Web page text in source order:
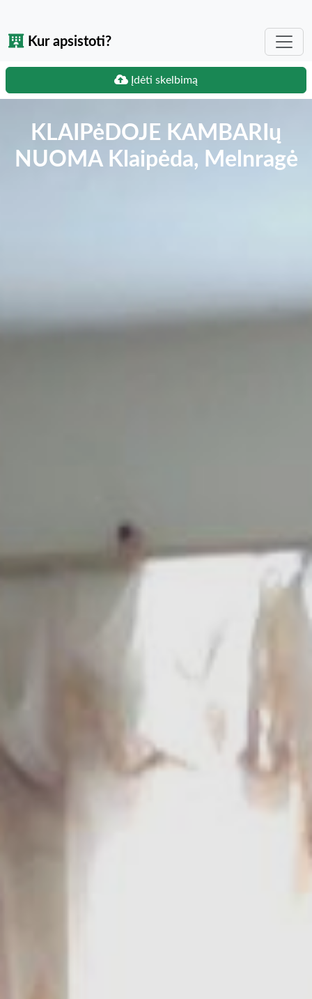
Kur apsistoti?
Įdėti skelbimą
KLAIPėDOJE KAMBARIų
NUOMA Klaipėda, Melnragė